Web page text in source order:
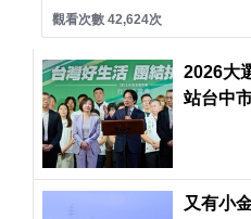
觀看次數 42,624次
2026大
站台中
又有小